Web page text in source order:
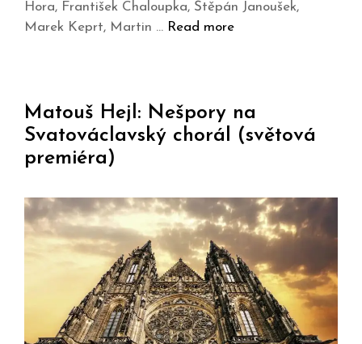
Hora, František Chaloupka, Štěpán Janoušek,
Marek Keprt, Martin … Read more
Matouš Hejl: Nešpory na
Svatováclavský chorál (světová
premiéra)